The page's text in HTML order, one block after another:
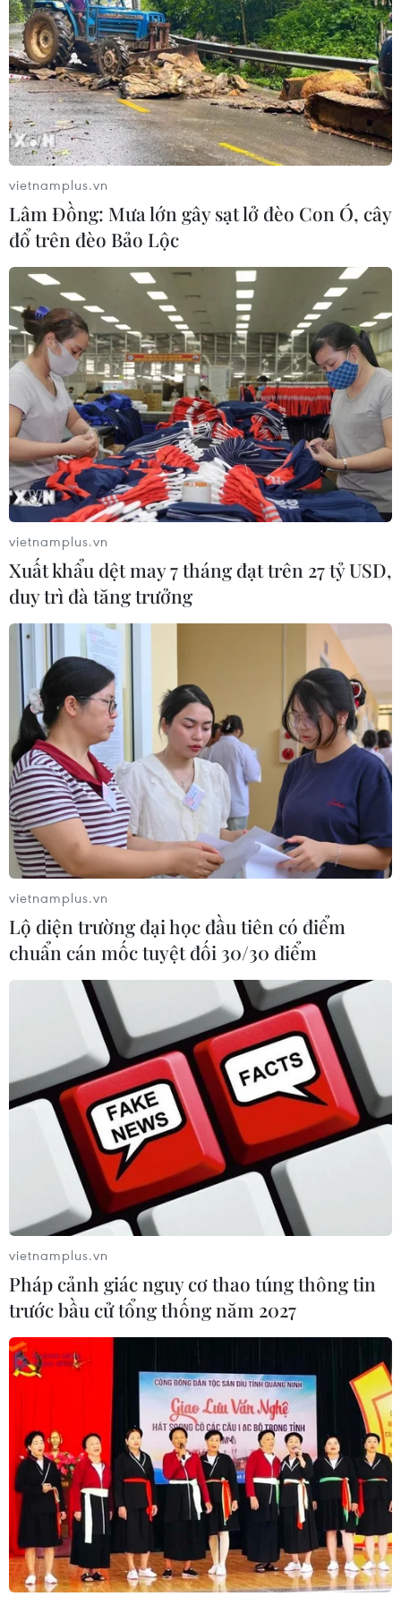
vietnamplus.vn
Lâm Đồng: Mưa lớn gây sạt lở đèo Con Ó, cây
đổ trên đèo Bảo Lộc
vietnamplus.vn
Xuất khẩu dệt may 7 tháng đạt trên 27 tỷ USD,
duy trì đà tăng trưởng
vietnamplus.vn
Lộ diện trường đại học đầu tiên có điểm
chuẩn cán mốc tuyệt đối 30/30 điểm
vietnamplus.vn
Pháp cảnh giác nguy cơ thao túng thông tin
trước bầu cử tổng thống năm 2027